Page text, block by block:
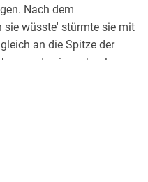
Nach dem
sie wüsste' stürmte sie mit
an die Spitze der
wurden in mehr als